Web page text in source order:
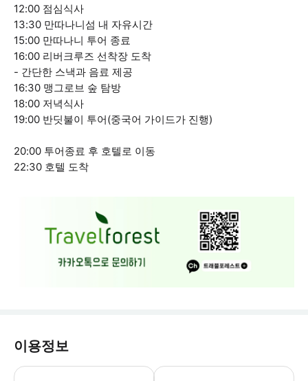
12:00 점심식사
13:30 만따나니섬 내 자유시간
15:00 만따나니 투어 종료
16:00 리버크루즈 선착장 도착
- 간단한 스낵과 음료 제공
16:30 맹그로브 숲 탐방
18:00 저녁식사
19:00 반딧불이 투어(중국어 가이드가 진행)
20:00 투어종료 후 호텔로 이동
22:30 호텔 도착
이용정보
예약 신청 후, 담당자가 확인하여 예